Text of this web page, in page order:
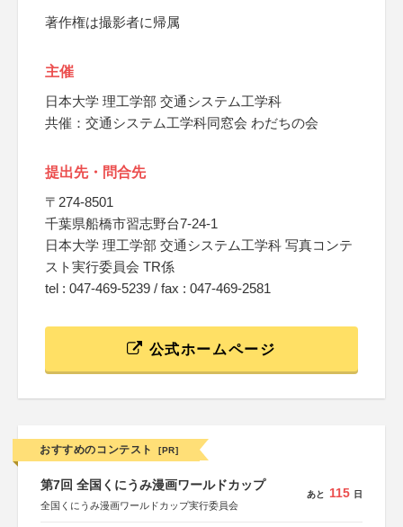
著作権は撮影者に帰属
主催
日本大学 理工学部 交通システム工学科
共催：交通システム工学科同窓会 わだちの会
提出先・問合先
〒274-8501
千葉県船橋市習志野台7-24-1
日本大学 理工学部 交通システム工学科 写真コンテ
スト実行委員会 TR係
tel : 047-469-5239 / fax : 047-469-2581
公式ホームページ
おすすめのコンテスト [PR]
第7回 全国くにうみ漫画ワールドカップ
全国くにうみ漫画ワールドカップ実行委員会
あと 115 日